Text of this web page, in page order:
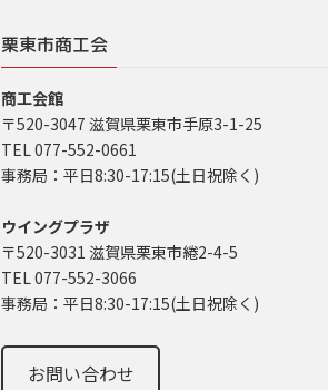
栗東市商工会
商工会館
〒520-3047 滋賀県栗東市手原3-1-25
TEL 077-552-0661
事務局：平日8:30-17:15(土日祝除く)
ウイングプラザ
〒520-3031 滋賀県栗東市綣2-4-5
TEL 077-552-3066
事務局：平日8:30-17:15(土日祝除く)
お問い合わせ